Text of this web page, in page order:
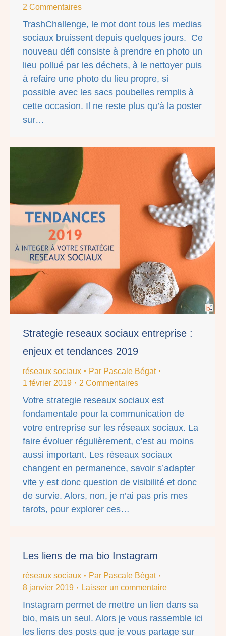
2 Commentaires
TrashChallenge, le mot dont tous les medias
sociaux bruissent depuis quelques jours. Ce
nouveau défi consiste à prendre en photo un
lieu pollué par les déchets, à le nettoyer puis
à refaire une photo du lieu propre, si
possible avec les sacs poubelles remplis à
cette occasion. Il ne reste plus qu’à la poster
sur…
Strategie reseaux sociaux entreprise :
enjeux et tendances 2019
réseaux sociaux Par Pascale Bégat
1 février 2019
2 Commentaires
Votre strategie reseaux sociaux est
fondamentale pour la communication de
votre entreprise sur les réseaux sociaux. La
faire évoluer régulièrement, c’est au moins
aussi important. Les réseaux sociaux
changent en permanence, savoir s’adapter
vite y est donc question de visibilité et donc
de survie. Alors, non, je n’ai pas pris mes
tarots, pour explorer ces…
Les liens de ma bio Instagram
réseaux sociaux Par Pascale Bégat
8 janvier 2019
Laisser un commentaire
Instagram permet de mettre un lien dans sa
bio, mais un seul. Alors je vous rassemble ici
les liens des posts que je vous partage sur